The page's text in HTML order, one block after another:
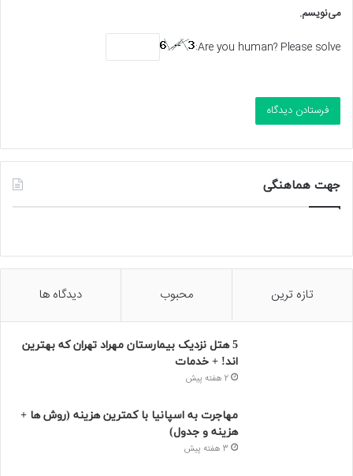
می‌نویسم.
Are you human? Please solve:
جهت هماهنگی
تازه ترین محبوب دیدگاه ها
5 هتل نزدیک بیمارستان مهراد تهران که بهترین‌
اند! + خدمات
2 هفته پیش
مهاجرت به اسپانیا با کمترین هزینه (روش ها +
هزینه و جدول)
3 هفته پیش